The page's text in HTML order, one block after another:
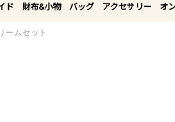
NEW IN｜
ド 財布&小物 バッグ アクセサリー オ
ームセット